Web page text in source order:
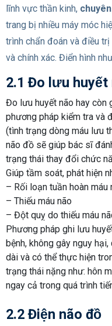
lĩnh vực thần kinh,
trang bị nhiều máy móc
trình chẩn đoán và điều
và chính xác. Điển hình
2.1 Đo lưu huyết
Đo lưu huyết não hay còn
phương pháp kiểm tra và
(tình trạng dòng máu lưu
não đồ sẽ giúp bác sĩ
trạng thái thay đổi chức
Giúp tầm soát, phát hiện
– Rối loạn tuần hoàn máu
– Thiếu máu não
– Đột quỵ do thiếu máu
Phương pháp ghi lưu
bệnh, không gây nguy
dài và có thể thực hiện
trạng thái nặng như: hôn
ngay cả trong quá trình
2.2 Điện não đồ